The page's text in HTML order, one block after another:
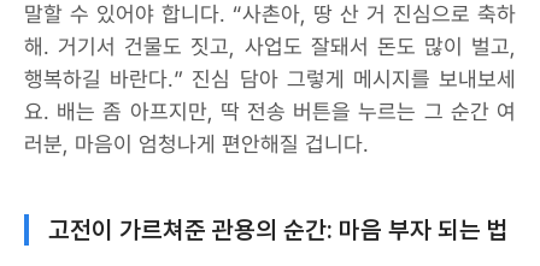
말할 수 있어야 합니다. “사촌아, 땅 산 거 진심으로 축하
해. 거기서 건물도 짓고, 사업도 잘돼서 돈도 많이 벌고,
행복하길 바란다.” 진심 담아 그렇게 메시지를 보내보세
요. 배는 좀 아프지만, 딱 전송 버튼을 누르는 그 순간 여
러분, 마음이 엄청나게 편안해질 겁니다.
고전이 가르쳐준 관용의 순간: 마음 부자 되는 법